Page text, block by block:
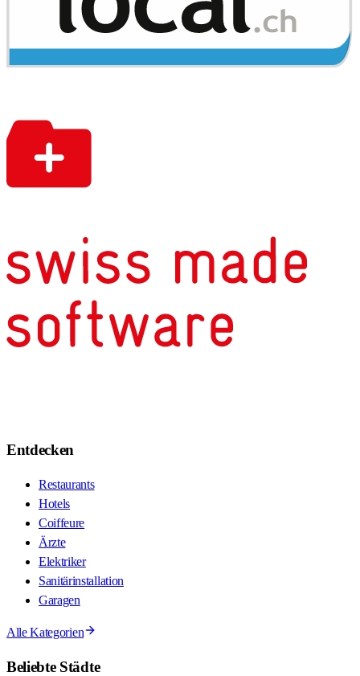
Entdecken
Restaurants
Hotels
Coiffeure
Ärzte
Elektriker
Sanitärinstallation
Garagen
Alle Kategorien
Beliebte Städte